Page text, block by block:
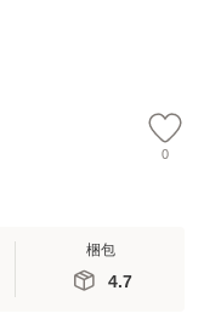
0
梱包
4.7